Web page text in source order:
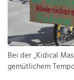
Bei der „Kidical
gemütlichem